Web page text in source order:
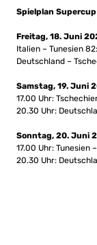
Spielplan
Freitag, 18. Juni
Italien – Tunesien
Deutschland –
Samstag, 19. Juni
17.00 Uhr:
20.30 Uhr:
Sonntag, 20. Juni
17.00 Uhr: Tunesien
20.30 Uhr: